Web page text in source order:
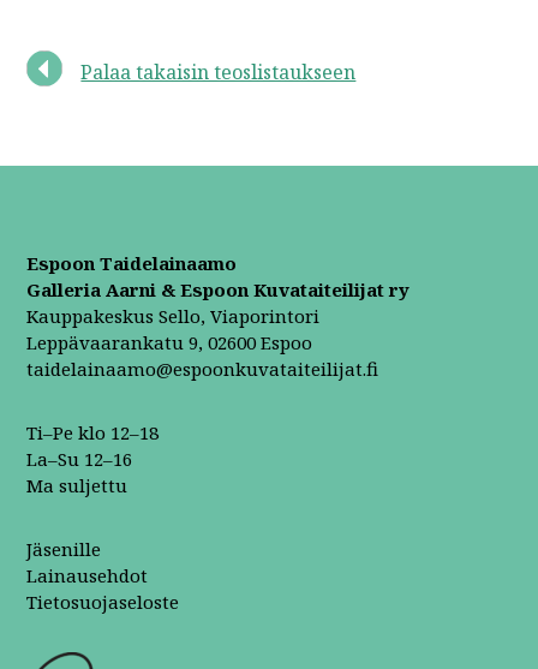
Palaa takaisin teoslistaukseen
Espoon Taidelainaamo
Galleria Aarni & Espoon Kuvataiteilijat ry
Kauppakeskus Sello, Viaporintori
Leppävaarankatu 9, 02600 Espoo
taidelainaamo@espoonkuvataiteilijat.fi
Ti–Pe klo 12–18
La–Su 12–16
Ma suljettu
Jäsenille
Lainausehdot
Tietosuojaseloste